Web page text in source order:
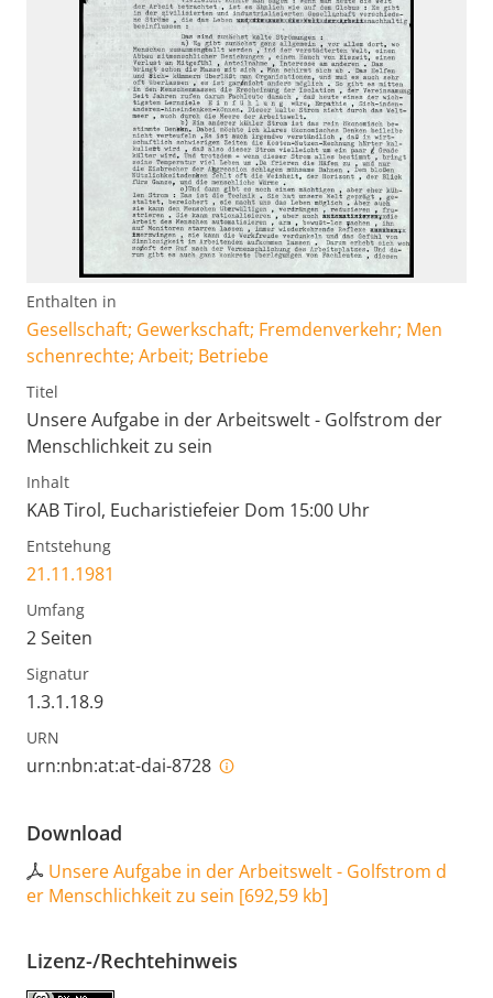
Enthalten in
Gesellschaft; Gewerkschaft; Fremdenverkehr; Men
schenrechte; Arbeit; Betriebe
Titel
Unsere Aufgabe in der Arbeitswelt - Golfstrom der
Menschlichkeit zu sein
Inhalt
KAB Tirol, Eucharistiefeier Dom 15:00 Uhr
Entstehung
21.11.1981
Umfang
2 Seiten
Signatur
1.3.1.18.9
URN
urn:nbn:at:at-dai-8728
Download
Unsere Aufgabe in der Arbeitswelt - Golfstrom d
er Menschlichkeit zu sein [692,59 kb]
Lizenz-/Rechtehinweis